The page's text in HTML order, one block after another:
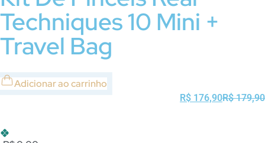
Techniques 10 Mini +
Travel Bag
Adicionar ao carrinho
R$179,90
R$ 176,90